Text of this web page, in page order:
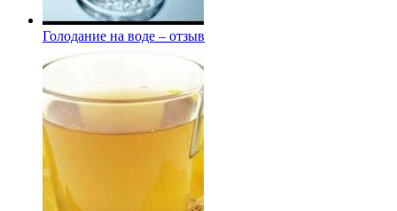
Голодание на воде – отзыв